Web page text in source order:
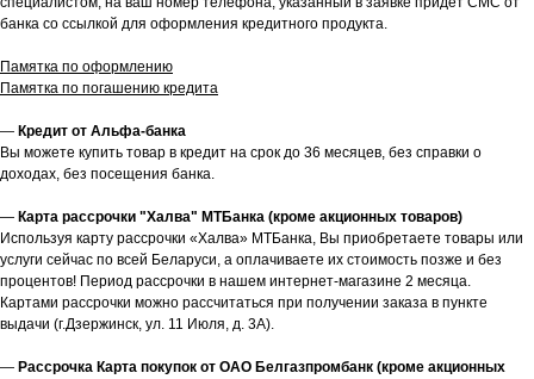
банка со ссылкой для оформления кредитного продукта.
Памятка по оформлению
Памятка по погашению кредита
— Кредит от Альфа-банка
Вы можете купить товар в кредит на срок до 36 месяцев, без справки о
доходах, без посещения банка.
— Карта рассрочки "Халва" МТБанка (кроме акционных товаров)
Используя карту рассрочки «Халва» МТБанка, Вы приобретаете товары или
услуги сейчас по всей Беларуси, а оплачиваете их стоимость позже и без
процентов! Период рассрочки в нашем интернет-магазине 2 месяца.
Картами рассрочки можно рассчитаться при получении заказа в пункте
выдачи (г.Дзержинск, ул. 11 Июля, д. 3А).
— Рассрочка Карта покупок от ОАО Белгазпромбанк (кроме акционных